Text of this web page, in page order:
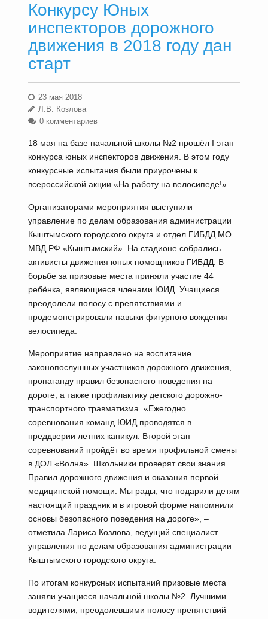
Конкурсу Юных
инспекторов дорожного
движения в 2018 году дан
старт
23 мая 2018
Л.В. Козлова
0 комментариев
18 мая на базе начальной школы №2 прошёл I этап
конкурса юных инспекторов движения. В этом году
конкурсные испытания были приурочены к
всероссийской акции «На работу на велосипеде!».
Организаторами мероприятия выступили
управление по делам образования администрации
Кыштымского городского округа и отдел ГИБДД МО
МВД РФ «Кыштымский». На стадионе собрались
активисты движения юных помощников ГИБДД. В
борьбе за призовые места приняли участие 44
ребёнка, являющиеся членами ЮИД. Учащиеся
преодолели полосу с препятствиями и
продемонстрировали навыки фигурного вождения
велосипеда.
Мероприятие направлено на воспитание
законопослушных участников дорожного движения,
пропаганду правил безопасного поведения на
дороге, а также профилактику детского дорожно-
транспортного травматизма. «Ежегодно
соревнования команд ЮИД проводятся в
преддверии летних каникул. Второй этап
соревнований пройдёт во время профильной смены
в ДОЛ «Волна». Школьники проверят свои знания
Правил дорожного движения и оказания первой
медицинской помощи. Мы рады, что подарили детям
настоящий праздник и в игровой форме напомнили
основы безопасного поведения на дороге», –
отметила Лариса Козлова, ведущий специалист
управления по делам образования администрации
Кыштымского городского округа.
По итогам конкурсных испытаний призовые места
заняли учащиеся начальной школы №2. Лучшими
водителями, преодолевшими полосу препятствий